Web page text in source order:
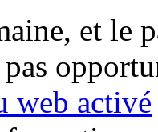
et le
web activé